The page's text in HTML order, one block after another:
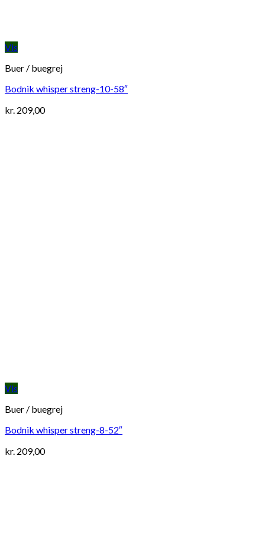
Vis
Buer / buegrej
Bodnik whisper streng-10-58″
kr. 209,00
Vis
Buer / buegrej
Bodnik whisper streng-8-52″
kr. 209,00